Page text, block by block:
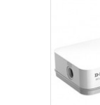
Adapter POE TP-Link
Adapter POE Ruijie
Adapter 12V, 5V
Adapter POE H3C